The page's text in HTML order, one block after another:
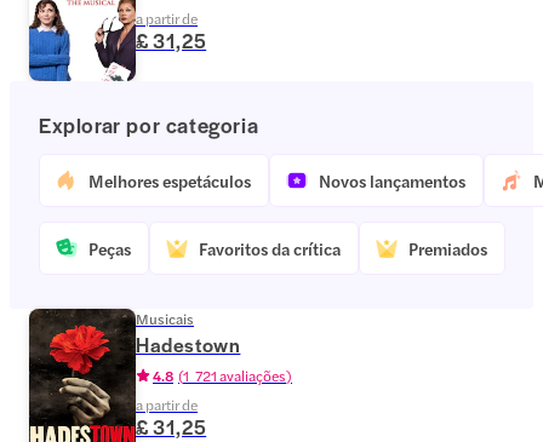
a partir de
£ 31,25
Explorar por categoria
Melhores espetáculos Novos lançamentos
Peças Favoritos da crítica Premiados
Musicais
Hadestown
4.8 (1 721 avaliações)
a partir de
£ 31,25